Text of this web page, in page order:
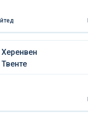
Херенвен
Твенте